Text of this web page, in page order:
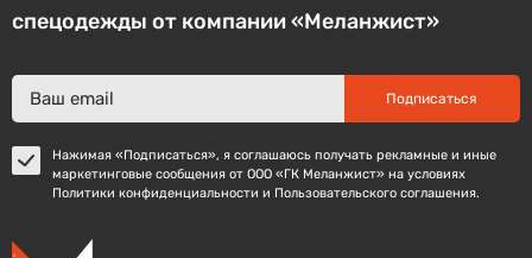
спецодежды от компании «Меланжист»
Подписаться
Нажимая «Подписаться», я соглашаюсь получать рекламные и иные
маркетинговые сообщения от ООО «ГК Меланжист» на условиях
Политики конфиденциальности и Пользовательского соглашения.